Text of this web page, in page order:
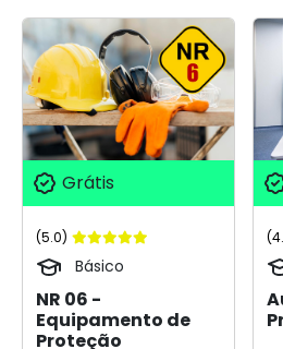
Grátis
(5.0)
Básico
NR 06 -
Equipamento de
Proteção